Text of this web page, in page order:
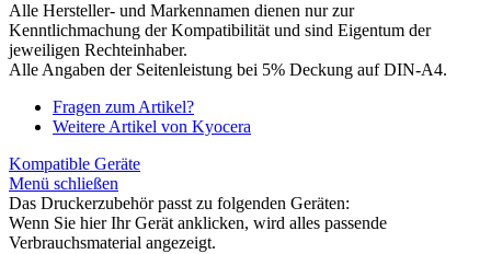
Alle Hersteller- und Markennamen dienen nur zur
Kenntlichmachung der Kompatibilität und sind Eigentum der
jeweiligen Rechteinhaber.
Alle Angaben der Seitenleistung bei 5% Deckung auf DIN-A4.
Fragen zum Artikel?
Weitere Artikel von Kyocera
Kompatible Geräte
Menü schließen
Das Druckerzubehör passt zu folgenden Geräten:
Wenn Sie hier Ihr Gerät anklicken, wird alles passende
Verbrauchsmaterial angezeigt.